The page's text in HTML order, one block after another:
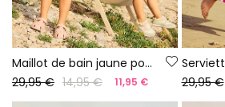
Maillot de bain jaune pour fille UPF50+
29,95 € 14,95 € 11,95 €
29,95 €